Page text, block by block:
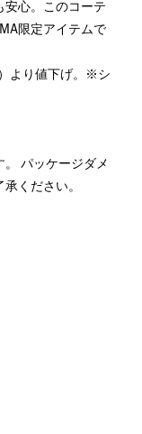
安心。このコーテ
限定アイテムで
より値下げ。※シ
パッケージダメ
ください。